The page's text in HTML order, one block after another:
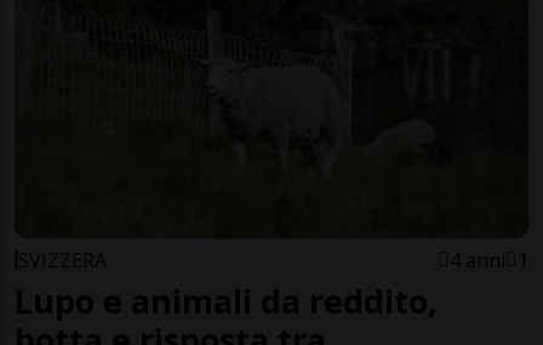
SVIZZERA 4 anni 1
Lupo e animali da reddito,